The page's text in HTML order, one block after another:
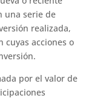
una serie de
realizada,
cuyas acciones o
por el valor de